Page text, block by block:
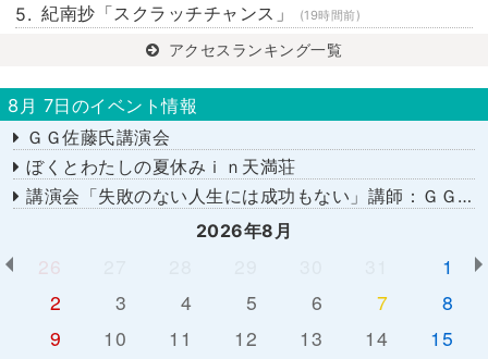
紀南抄「スクラッチチャンス」 (19時間前)
アクセスランキング一覧
8月 7日のイベント情報
ＧＧ佐藤氏講演会
ぼくとわたしの夏休みｉｎ天満荘
講演会「失敗のない人生には成功もない」講師：ＧＧ佐藤さん
2026年8月
26
1
2
3 4 5 6 7
8
9
10 11 12 13 14
15